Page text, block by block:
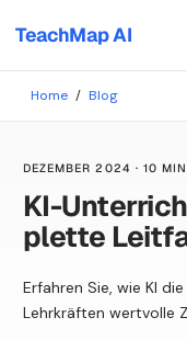
TeachMap AI
Home / Blog
DEZEMBER 2024 · 10
KI-
plette
Erfahren Sie, wie KI
Lehrkräften wertvolle